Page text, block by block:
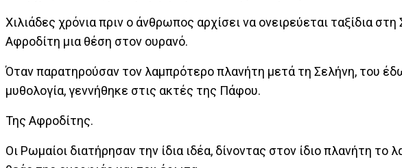
Χιλιάδες χρόνια πριν ο άνθρωπος αρχίσει να ονειρεύεται ταξίδια
Αφροδίτη μια θέση στον ουρανό.
Όταν παρατηρούσαν τον λαμπρότερο πλανήτη μετά τη Σελήνη, του
μυθολογία, γεννήθηκε στις ακτές της Πάφου.
Της Αφροδίτης.
Οι Ρωμαίοι διατήρησαν την ίδια ιδέα, δίνοντας στον ίδιο πλανήτη το